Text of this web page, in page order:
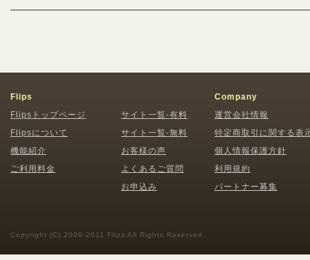
Flips
Flipsトップページ
Flipsについて
機能紹介
ご利用料金
サイト一覧-有料
サイト一覧-無料
お客様の声
よくあるご質問
お申込み
Company
運営会社情報
特定商取引に関する表
個人情報保護方針
利用規約
パートナー募集
Copyright (C) 2009-2011 Flips All Rights Reserved.